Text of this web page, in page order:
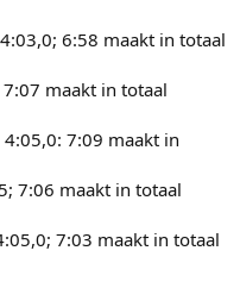
6:58 maakt in totaal
maakt in totaal
7:09 maakt in
7:06 maakt in totaal
7:03 maakt in totaal